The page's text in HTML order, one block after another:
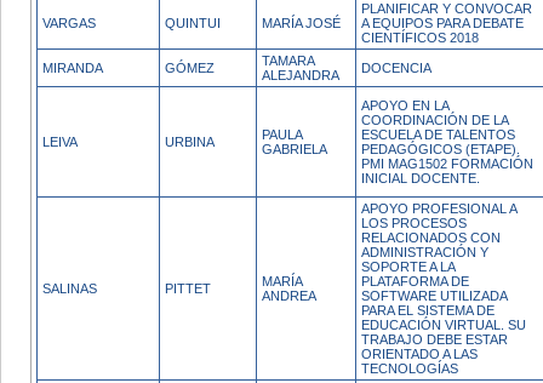
VARGAS QUINTUI MARÍA JOSÉ
PLANIFICAR Y CONVOCAR
A EQUIPOS PARA DEBATE
CIENTÍFICOS 2018
MIRANDA GÓMEZ
TAMARA
ALEJANDRA
DOCENCIA
LEIVA URBINA
PAULA
GABRIELA
APOYO EN LA
COORDINACIÓN DE LA
ESCUELA DE TALENTOS
PEDAGÓGICOS (ETAPE).
PMI MAG1502 FORMACIÓN
INICIAL DOCENTE.
SALINAS PITTET
MARÍA
ANDREA
APOYO PROFESIONAL A
LOS PROCESOS
RELACIONADOS CON
ADMINISTRACIÓN Y
SOPORTE A LA
PLATAFORMA DE
SOFTWARE UTILIZADA
PARA EL SISTEMA DE
EDUCACIÓN VIRTUAL. SU
TRABAJO DEBE ESTAR
ORIENTADO A LAS
TECNOLOGÍAS